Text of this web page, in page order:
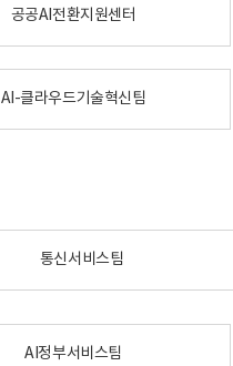
공공AI전환지원센터
AI-클라우드기술혁신팀
통신서비스팀
AI정부서비스팀